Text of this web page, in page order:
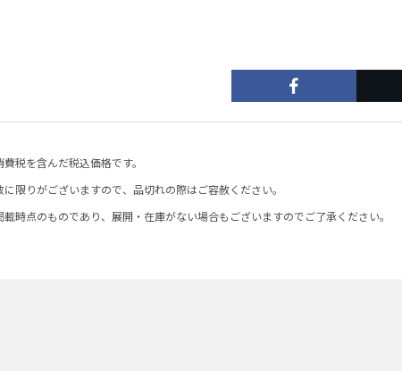
税を含んだ税込価格です。
限りがございますので、品切れの際はご容赦ください。
時点のものであり、展開・在庫がない場合もございますのでご了承ください。